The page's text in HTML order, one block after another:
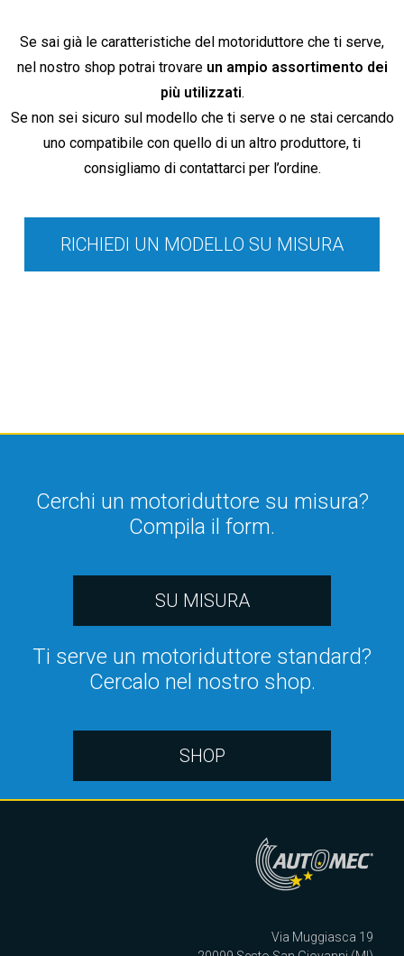
Se sai già le caratteristiche del motoriduttore che ti serve,
nel nostro shop potrai trovare un ampio assortimento dei
più utilizzati.
Se non sei sicuro sul modello che ti serve o ne stai cercando
uno compatibile con quello di un altro produttore, ti
consigliamo di contattarci per l’ordine.
RICHIEDI UN MODELLO SU MISURA
Cerchi un motoriduttore su misura?
Compila il form.
SU MISURA
Ti serve un motoriduttore standard?
Cercalo nel nostro shop.
SHOP
Via Muggiasca 19